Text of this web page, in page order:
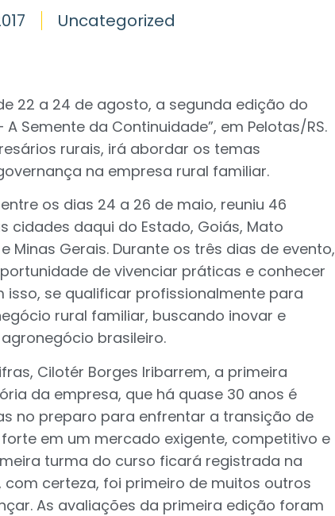
Uncategorized
22 a 24 de agosto, a segunda edição do
Semente da Continuidade”, em Pelotas/RS.
rurais, irá abordar os temas
na empresa rural familiar.
os dias 24 a 26 de maio, reuniu 46
cidades daqui do Estado, Goiás, Mato
Minas Gerais. Durante os três dias de evento,
de vivenciar práticas e conhecer
se qualificar profissionalmente para
rural familiar, buscando inovar e
brasileiro.
Cilotér Borges Iribarrem, a primeira
da empresa, que há quase 30 anos é
no preparo para enfrentar a transição de
em um mercado exigente, competitivo e
turma do curso ficará registrada na
com certeza, foi primeiro de muitos outros
As avaliações da primeira edição foram